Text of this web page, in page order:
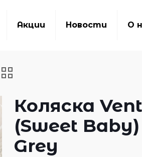
Акции Новости О
Коляска
(Sweet
Grey